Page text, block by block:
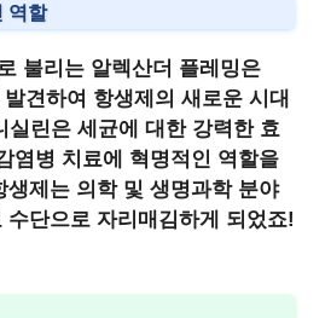
역할
불리는 알렉산더 플레밍은
견하여 항생제의 새로운 시대
실린은 세균에 대한 강력한 효
염병 치료에 혁명적인 역할을
생제는 의학 및 생명과학 분야
수단으로 자리매김하게 되었죠!